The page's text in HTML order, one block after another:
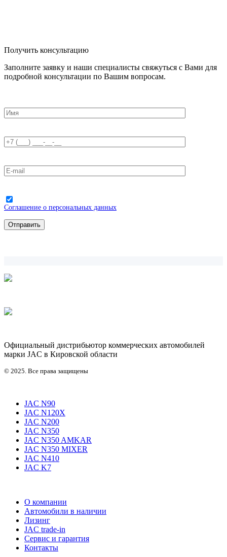
Получить консультацию
Заполните заявку и наши специалисты свяжуться с Вами для
подробной консультации по Вашим вопросам.
Соглашение о персональных данных
Официальный дистрибьютор коммерческих автомобилей
марки JAC в Кировской области
© 2025. Все права защищены
JAC N90
JAC N120X
JAC N200
JAC N350
JAC N350 AMKAR
JAC N350 MIXER
JAC N410
JAC K7
О компании
Автомобили в наличии
Лизинг
JAC trade-in
Сервис и гарантия
Контакты